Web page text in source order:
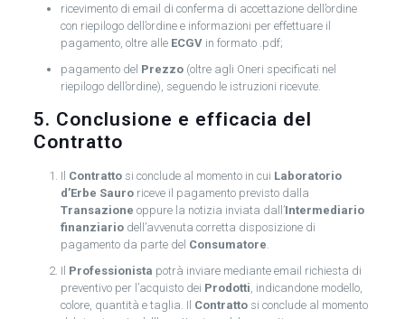
ricevimento di email di conferma di accettazione dell’ordine
con riepilogo dell’ordine e informazioni per effettuare il
pagamento, oltre alle ECGVin formato .pdf;
pagamento del Prezzo(oltre agli Oneri specificati nel
riepilogo dell’ordine), seguendo le istruzioni ricevute.
5. Conclusione e efficacia del
Contratto
Il Contrattosi conclude al momento in cui Laboratorio
d’Erbe Sauroriceve il pagamento previsto dalla
Transazione oppure la notizia inviata dall’Intermediario
finanziariodell’avvenuta corretta disposizione di
pagamento da parte del Consumatore.
Il Professionista potrà inviare mediante email richiesta di
preventivo per l’acquisto dei Prodotti, indicandone modello,
colore, quantità e taglia. Il Contrattosi conclude al momento